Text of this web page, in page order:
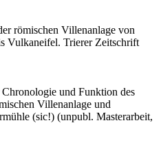
römischen Villenanlage von
Vulkaneifel. Trierer Zeitschrift
und Funktion des
Villenanlage und
(sic!) (unpubl. Masterarbeit,